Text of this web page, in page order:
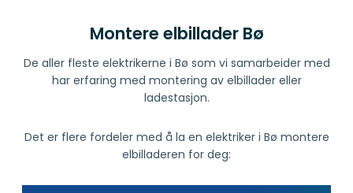
Montere elbillader Bø
De aller fleste elektrikerne i Bø som vi samarbeider med
har erfaring med montering av elbillader eller
ladestasjon.
Det er flere fordeler med å la en elektriker i Bø montere
elbilladeren for deg: